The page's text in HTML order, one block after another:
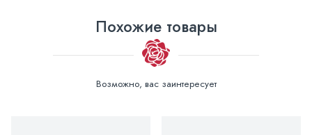
Похожие товары
Возможно, вас заинтересует